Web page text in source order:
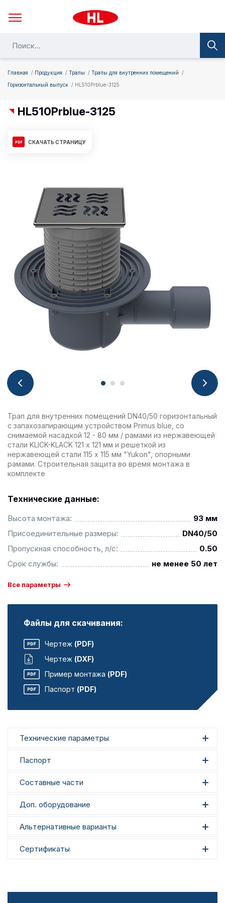
Главная Продукция Трапы
Трапы для внутренних помещений
Горизонтальный выпуск
HL510Prblue-3125
HL510Prblue-3125
СКАЧАТЬ СТРАНИЦУ
Трап для внутренних помещений DN40/50 горизонтальный
с запахозапирающим устройством Primus blue, со
снимаемой насадкой 12 - 80 мм / рамами из нержавеющей
стали KLICK-KLACK 121 х 121 мм и решеткой из
нержавеющей стали 115 х 115 мм "Yukon", опорными
рамами. Строительная защита во время монтажа в
комплекте
Технические данные:
Высота монтажа:
93 мм
Присоединительные размеры:
DN40/50
Пропускная способность, л/с:
0.50
Срок службы:
не менее 50 лет
Все параметры
Файлы для скачивания:
Чертеж (PDF)
Чертеж (DXF)
Пример монтажа (PDF)
Паспорт (PDF)
Технические параметры
Паспорт
Составные части
Доп. оборудование
Альтернативные варианты
Сертификаты